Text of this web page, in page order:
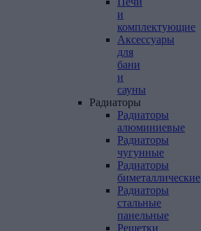
и
комплектующие
Аксессуары
для
бани
и
сауны
Радиаторы
Радиаторы
алюминиевые
Радиаторы
чугунные
Радиаторы
биметаллические
Радиаторы
стальные
панельные
Решетки